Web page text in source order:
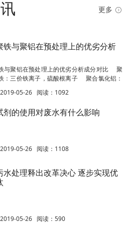
更多
铁与聚铝在预处理上的优劣分析
与聚铝在预处理上的优劣分析成分对比 聚
：三价铁离子，硫酸根离子 聚合氯化铝：
中形成氢氧化铁的胶体，达到去除水中污染
05-26 阅读： 1092
剂的使用对废水有什么影响
05-26 阅读： 1108
水处理释出改革决心 逐步实现优
05-26 阅读：590